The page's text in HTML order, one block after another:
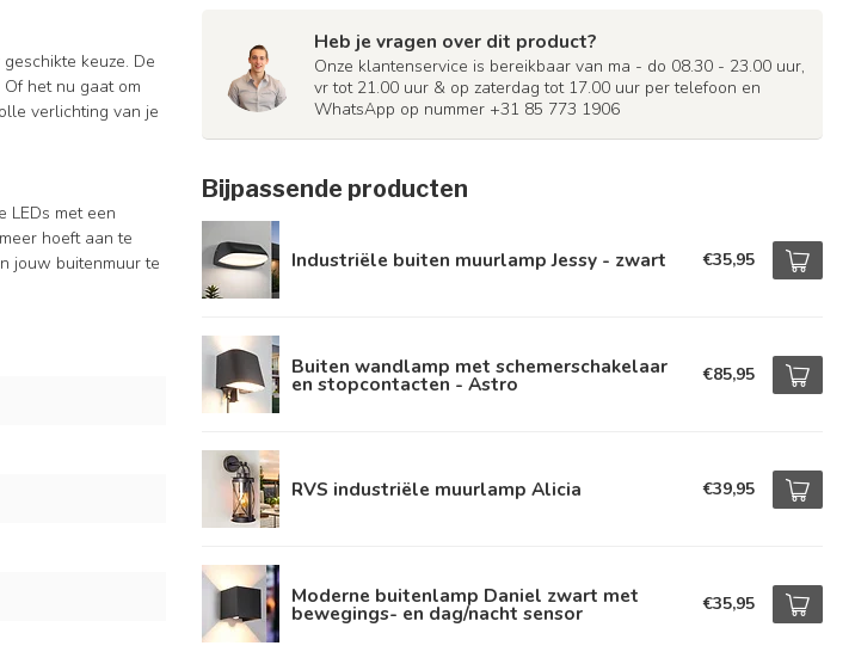
keuze. De
het nu gaat om
verlichting van je
LEDs met een
hoeft aan te
jouw buitenmuur te
Heb je vragen over dit product?
Onze klantenservice is bereikbaar van ma - do 08.30 - 23.00 uur,
vr tot 21.00 uur & op zaterdag tot 17.00 uur per telefoon en
WhatsApp op nummer +31 85 773 1906
Bijpassende producten
Industriële buiten muurlamp Jessy - zwart €35,95
Buiten wandlamp met schemerschakelaar
en stopcontacten - Astro €85,95
RVS industriële muurlamp Alicia €39,95
Moderne buitenlamp Daniel zwart met
bewegings- en dag/nacht sensor €35,95